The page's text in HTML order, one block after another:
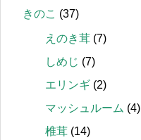
きのこ (37)
えのき茸 (7)
しめじ (7)
エリンギ (2)
マッシュルーム (4)
椎茸 (14)